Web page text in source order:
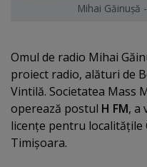
Mihai Găinuşă
Omul de radio Mihai
proiect radio, alături de
Vintilă. Societatea Mass
operează postul H FM, a
licenţe pentru localităţile
Timişoara.